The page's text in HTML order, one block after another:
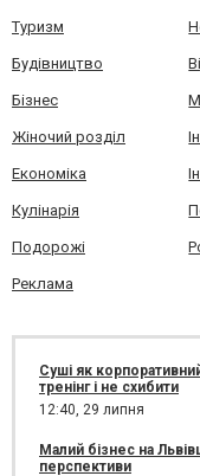
Туризм
Будівництво
Бізнес
Жіночий розділ
Економіка
Кулінарія
Подорожі
Реклама
Суші як
тренінг і не схибити
12:40, 29 липня
Малий бізнес на
перспективи